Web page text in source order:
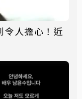
令人擔心！近